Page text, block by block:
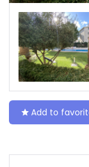
|-Cantabria
|-Castellón
|-Ceuta
|-Ciudad
|-Cuenca
Add to